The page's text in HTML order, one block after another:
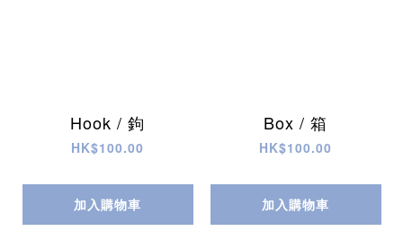
Hook / 鉤
HK$100.00
加入購物車
Box / 箱
HK$100.00
加入購物車